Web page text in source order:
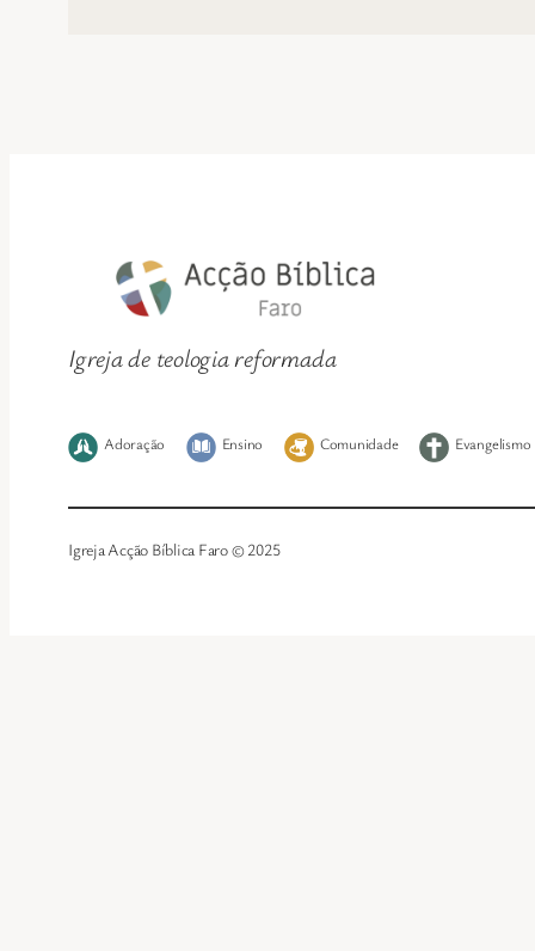
Igreja de teologia reformada
Adoração Ensino Comunidade Evangelismo
Igreja Acção Bíblica Faro © 2025